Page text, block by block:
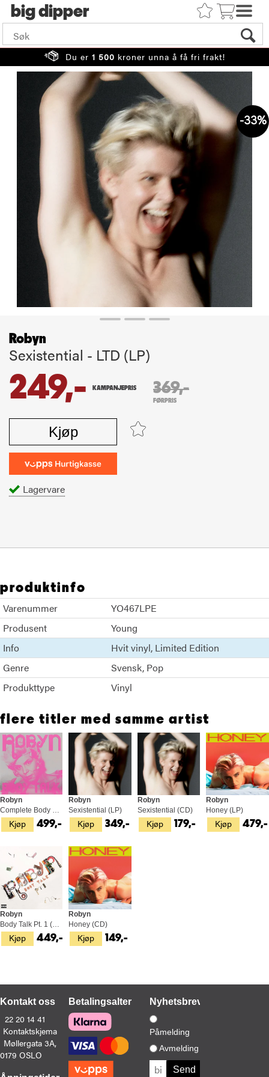
big
Du er 1 500 kroner unna å få fri frakt!
33%
Robyn
Sexistential - LTD (LP)
249,- KAMPANJEPRIS 369,-
FØRPRIS
Kjøp
Lagervare
produktinfo
Varenummer
YO467LPE
Produsent
Young
Info
Hvit vinyl Limited Edition
Genre
Svensk Pop
Produkttype
Vinyl
flere titler med samme artist
Kjøp
Robyn
Complete Body Talk (2LP)
499,- Kjøp
Robyn
Sexistential (LP)
349,- Kjøp
Robyn
Sexistential (CD)
179,- Kjøp
Robyn
Honey (LP)
479,-
Kjøp
Robyn
449,- Kjøp
Robyn
Honey (CD)
149,-
Kontakt oss
22 20 14 41
Kontaktskjema
Møllergata 3A,
0179 OSLO
BetalingsalternativerNyhetsbrev
Påmelding
Avmelding